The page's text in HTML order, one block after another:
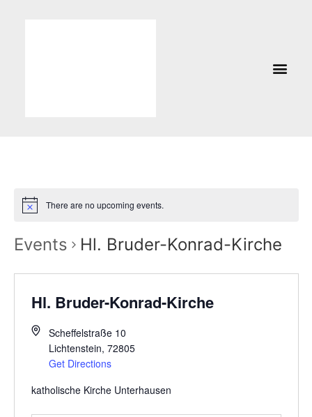
There are no upcoming events.
Events Hl. Bruder-Konrad-Kirche
Hl. Bruder-Konrad-Kirche
Scheffelstraße 10
Lichtenstein, 72805
Get Directions
katholische Kirche Unterhausen